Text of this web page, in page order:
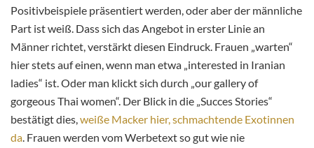
Positivbeispiele präsentiert werden, oder aber der männliche
Part ist weiß. Dass sich das Angebot in erster Linie an
Männer richtet, verstärkt diesen Eindruck. Frauen „warten“
hier stets auf einen, wenn man etwa „interested in Iranian
ladies“ ist. Oder man klickt sich durch „our gallery of
gorgeous Thai women“. Der Blick in die „Succes Stories“
bestätigt dies,weiße Macker hier, schmachtende Exotinnen
da. Frauen werden vom Werbetext so gut wie nie